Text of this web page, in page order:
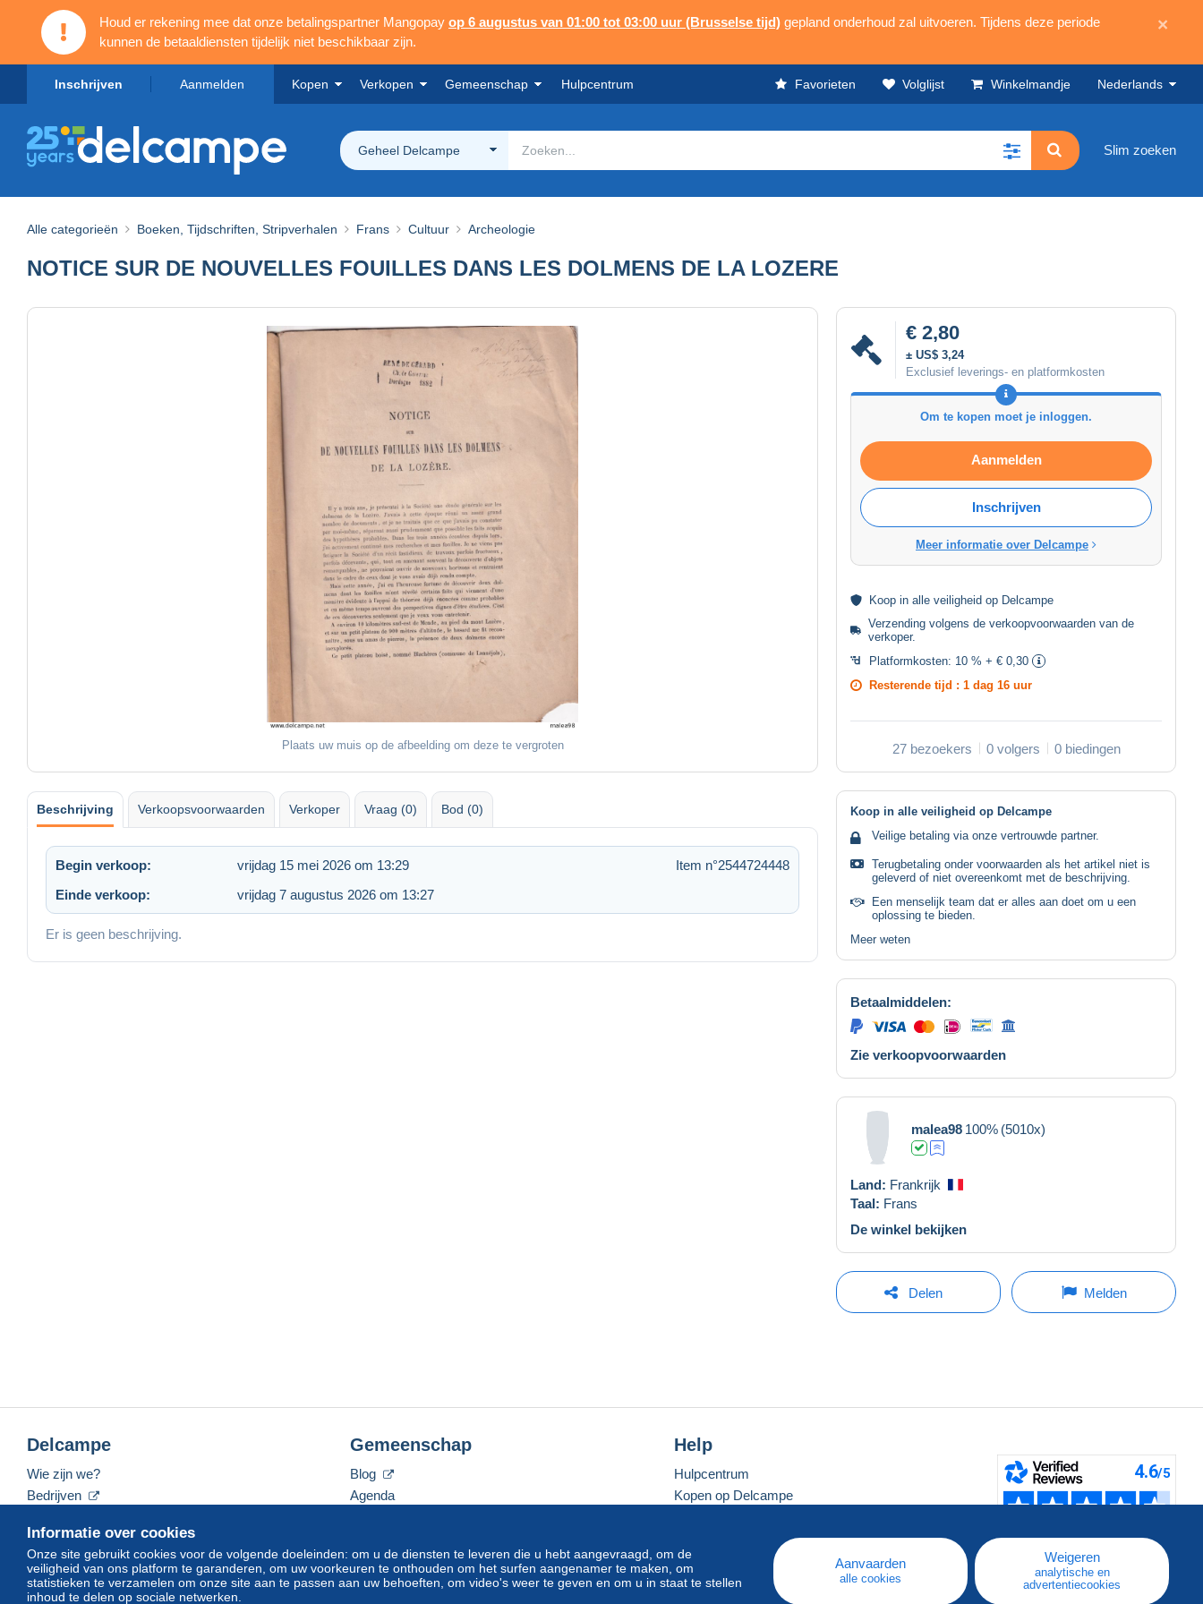
Houd er rekening mee dat onze betalingspartner Mangopay op 6 augustus van 01:00 tot 03:00 uur (Brusselse tijd) gepland onderhoud zal uitvoeren. Tijdens deze periode
kunnen de betaaldiensten tijdelijk niet beschikbaar zijn.
×
Inschrijven Aanmelden Kopen Verkopen Gemeenschap Hulpcentrum Favorieten Volglijst Winkelmandje Nederlands
Geheel Delcampe Slim zoeken
Alle categorieën Boeken, Tijdschriften, Stripverhalen Frans Cultuur Archeologie
NOTICE SUR DE NOUVELLES FOUILLES DANS LES DOLMENS DE LA LOZERE
Plaats uw muis op de afbeelding om deze te vergroten
€ 2,80
± US$ 3,24
Exclusief leverings- en platformkosten
Om te kopen moet je inloggen.
Aanmelden
Inschrijven
Meer informatie over Delcampe
Koop in alle veiligheid op Delcampe
Verzending volgens deverkoopvoorwaarden van de
verkoper.
Platformkosten: 10 % + € 0,30
Resterende tijd : 1 dag 16 uur
27 bezoekers 0 volgers 0 biedingen
Beschrijving Verkoopsvoorwaarden Verkoper Vraag (0) Bod (0)
Begin verkoop: vrijdag 15 mei 2026 om 13:29
Item n°2544724448
Einde verkoop:
vrijdag 7 augustus 2026 om 13:27
Er is geen beschrijving.
Koop in alle veiligheid op Delcampe
Veilige betaling via onze vertrouwde partner.
Terugbetaling onder voorwaarden als het artikel niet is
geleverd of niet overeenkomt met de beschrijving.
Een menselijk team dat er alles aan doet om u een
oplossing te bieden.
Meer weten
Betaalmiddelen:
Zie verkoopvoorwaarden
malea98 100% (5010x)
Land: Frankrijk
Taal: Frans
De winkel bekijken
Delen Melden
Informatie over cookies
Onze site gebruikt cookies voor de volgende doeleinden: om u de diensten te leveren die u hebt aangevraagd, om de
veiligheid van ons platform te garanderen, om uw voorkeuren te onthouden om het surfen aangenamer te maken, om
statistieken te verzamelen om onze site aan te passen aan uw behoeften, om video's weer te geven en om u in staat te stellen
inhoud te delen op sociale netwerken.
Aanvaarden
alle cookies
Weigeren
analytische en
advertentiecookies
Delcampe
Wie zijn we?
Bedrijven
Neem contact met ons op
Gemeenschap
Blog
Agenda
Help
Hulpcentrum
Kopen op Delcampe
Een beveiligde website